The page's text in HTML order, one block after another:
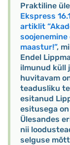
Praktiline
Ekspress
artiklit
maastur!”,
Endel
ilmunud küll
huvitavam
teadusliku
esitanud
esitusega
Ülesandes
nii
selguse